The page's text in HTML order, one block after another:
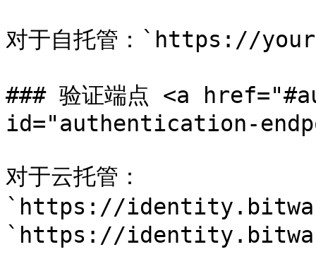
对于自托管：`https://
### 验证端点 <a
id="authentication-
对于云托管：
`https://
`https://